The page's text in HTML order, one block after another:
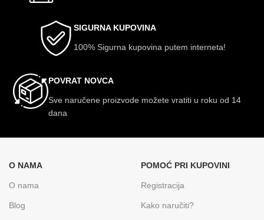
SIGURNA KUPOVINA
100% Sigurna kupovina putem interneta!
POVRAT NOVCA
Sve naručene proizvode možete vratiti u roku od 14
dana
O NAMA
O nama
Blog
POMOĆ PRI KUPOVINI
Registracija
Kako naručiti?